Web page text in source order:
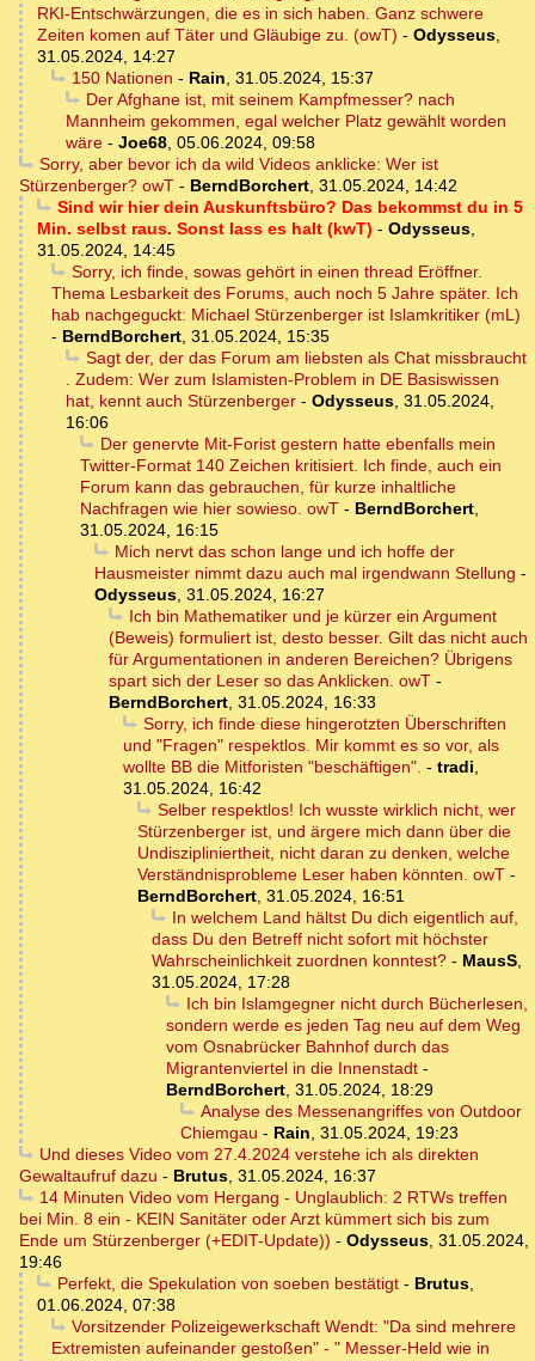
RKI-Entschwärzungen, die es in sich haben. Ganz schwere
Zeiten komen auf Täter und Gläubige zu. (owT) - Odysseus,
31.05.2024, 14:27
150 Nationen - Rain, 31.05.2024, 15:37
Der Afghane ist, mit seinem Kampfmesser? nach
Mannheim gekommen, egal welcher Platz gewählt worden
wäre - Joe68, 05.06.2024, 09:58
Sorry, aber bevor ich da wild Videos anklicke: Wer ist
Stürzenberger? owT - BerndBorchert, 31.05.2024, 14:42
Sind wir hier dein Auskunftsbüro? Das bekommst du in 5
Min. selbst raus. Sonst lass es halt (kwT) - Odysseus,
31.05.2024, 14:45
Sorry, ich finde, sowas gehört in einen thread Eröffner.
Thema Lesbarkeit des Forums, auch noch 5 Jahre später. Ich
hab nachgeguckt: Michael Stürzenberger ist Islamkritiker (mL)
- BerndBorchert, 31.05.2024, 15:35
Sagt der, der das Forum am liebsten als Chat missbraucht
. Zudem: Wer zum Islamisten-Problem in DE Basiswissen
hat, kennt auch Stürzenberger - Odysseus, 31.05.2024,
16:06
Der genervte Mit-Forist gestern hatte ebenfalls mein
Twitter-Format 140 Zeichen kritisiert. Ich finde, auch ein
Forum kann das gebrauchen, für kurze inhaltliche
Nachfragen wie hier sowieso. owT - BerndBorchert,
31.05.2024, 16:15
Mich nervt das schon lange und ich hoffe der
Hausmeister nimmt dazu auch mal irgendwann Stellung -
Odysseus, 31.05.2024, 16:27
Ich bin Mathematiker und je kürzer ein Argument
(Beweis) formuliert ist, desto besser. Gilt das nicht auch
für Argumentationen in anderen Bereichen? Übrigens
spart sich der Leser so das Anklicken. owT -
BerndBorchert, 31.05.2024, 16:33
Sorry, ich finde diese hingerotzten Überschriften
und "Fragen" respektlos. Mir kommt es so vor, als
wollte BB die Mitforisten "beschäftigen". - tradi,
31.05.2024, 16:42
Selber respektlos! Ich wusste wirklich nicht, wer
Stürzenberger ist, und ärgere mich dann über die
Undiszipliniertheit, nicht daran zu denken, welche
Verständnisprobleme Leser haben könnten. owT -
BerndBorchert, 31.05.2024, 16:51
In welchem Land hältst Du dich eigentlich auf,
dass Du den Betreff nicht sofort mit höchster
Wahrscheinlichkeit zuordnen konntest? - MausS,
31.05.2024, 17:28
Ich bin Islamgegner nicht durch Bücherlesen,
sondern werde es jeden Tag neu auf dem Weg
vom Osnabrücker Bahnhof durch das
Migrantenviertel in die Innenstadt -
BerndBorchert, 31.05.2024, 18:29
Analyse des Messenangriffes von Outdoor
Chiemgau - Rain, 31.05.2024, 19:23
Und dieses Video vom 27.4.2024 verstehe ich als direkten
Gewaltaufruf dazu - Brutus, 31.05.2024, 16:37
14 Minuten Video vom Hergang - Unglaublich: 2 RTWs treffen
bei Min. 8 ein - KEIN Sanitäter oder Arzt kümmert sich bis zum
Ende um Stürzenberger (+EDIT-Update)) - Odysseus, 31.05.2024,
19:46
Perfekt, die Spekulation von soeben bestätigt- Brutus,
01.06.2024, 07:38
Vorsitzender Polizeigewerkschaft Wendt: "Da sind mehrere
Extremisten aufeinander gestoßen" - " Messer-Held wie in